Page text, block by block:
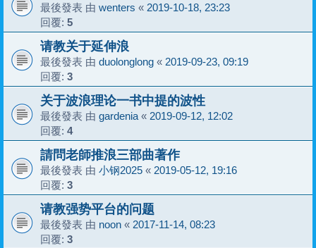
最後發表 由 wenters « 2019-10-18, 23:23
回覆: 5
请教关于延伸浪
最後發表 由 duolonglong « 2019-09-23, 09:19
回覆: 3
关于波浪理论一书中提的波性
最後發表 由 gardenia « 2019-09-12, 12:02
回覆: 4
請問老師推浪三部曲著作
最後發表 由 小钢2025 « 2019-05-12, 19:16
回覆: 3
请教强势平台的问题
最後發表 由 noon « 2017-11-14, 08:23
回覆: 3